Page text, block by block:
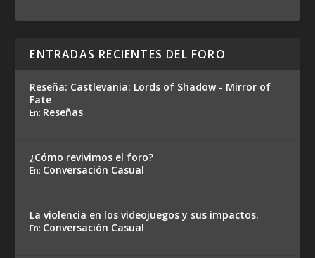
ENTRADAS RECIENTES DEL FORO
Reseña: Castlevania: Lords of Shadow - Mirror of
Fate
En: Reseñas
¿Cómo revivimos el foro?
En: Conversación Casual
La violencia en los videojuegos y sus impactos.
En: Conversación Casual